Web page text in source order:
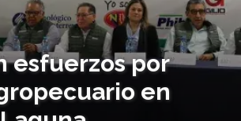
esfuerzos por
en